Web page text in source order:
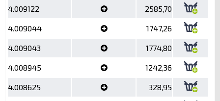
4.009122 2585,70
4.009044 1747,26
4.009043 1774,80
4.008945 1242,36
4.008625 328,95